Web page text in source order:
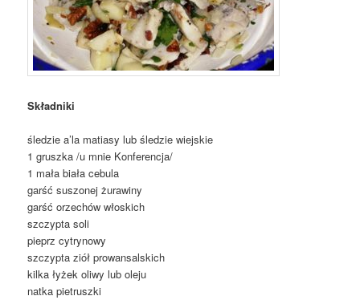
Składniki
śledzie a’la matiasy lub śledzie wiejskie
1 gruszka /u mnie Konferencja/
1 mała biała cebula
garść suszonej żurawiny
garść orzechów włoskich
szczypta soli
pieprz cytrynowy
szczypta ziół prowansalskich
kilka łyżek oliwy lub oleju
natka pietruszki